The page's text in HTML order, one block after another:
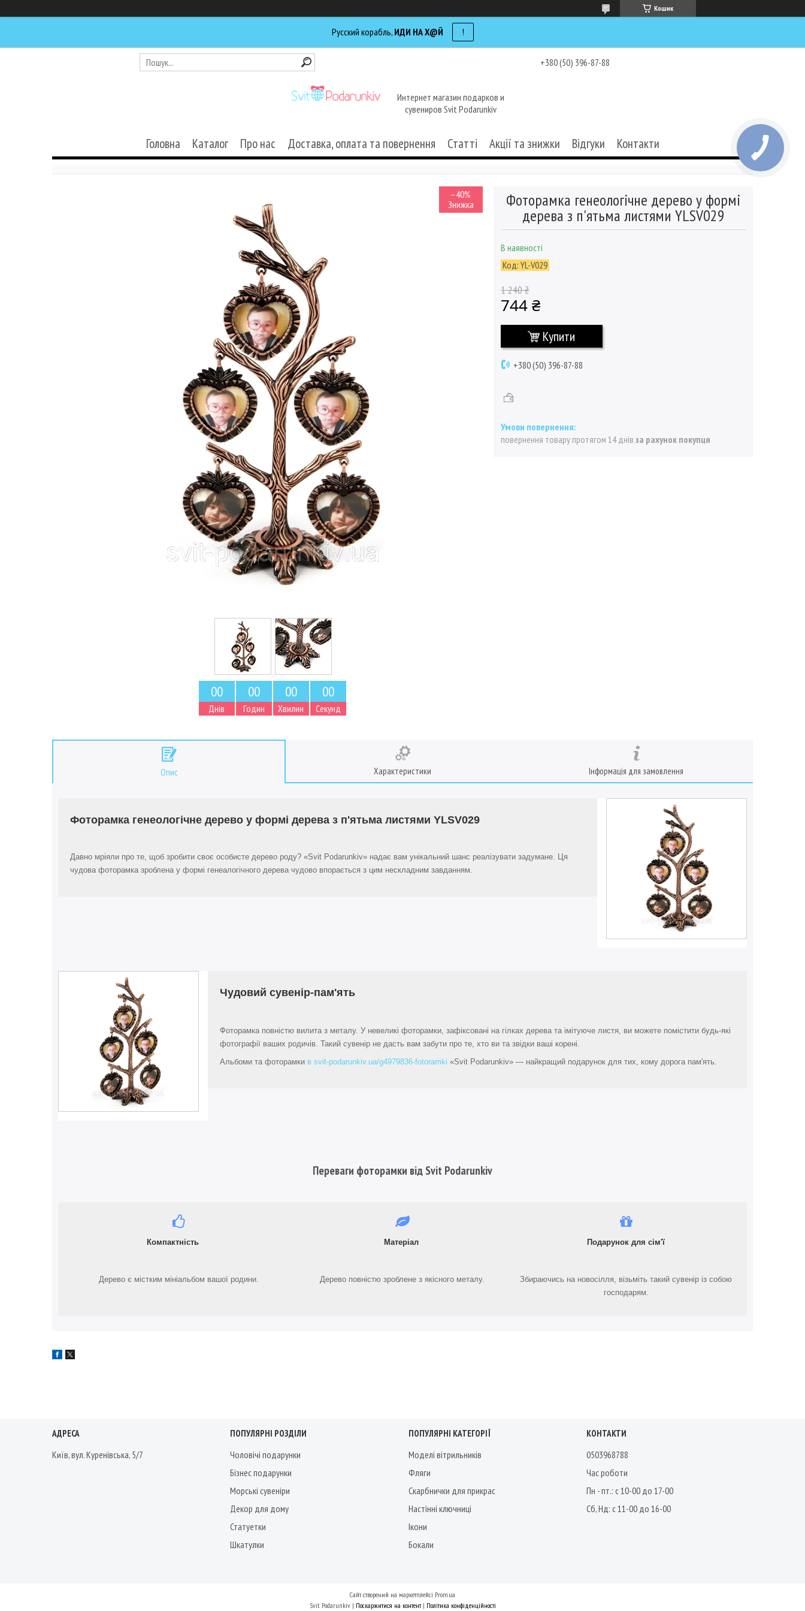
Кошик
Русский корабль, ИДИ НА Х@Й !
+380 (50) 396-87-88
Интернет магазин подарков и
сувениров Svit Podarunkiv
Головна Каталог Про нас Доставка, оплата та повернення Статті Акції та знижки Відгуки Контакти
–40%
00
Днів
00
Годин
00
Хвилин
00
Секунд
Фоторамка генеологічне дерево у формі
дерева з п'ятьма листями YLSV029
В наявності
Код: YL-V029
1 240 ₴
744 ₴
Купити
+380 (50) 396-87-88
повернення товару протягом 14 днів за рахунок покупця
Опис Характеристики Інформація для замовлення
Фоторамка генеологічне дерево у формі дерева з п'ятьма листями YLSV029
Давно мріяли про те, щоб зробити своє особисте дерево роду? «Svit Podarunkiv» надає вам унікальний шанс реалізувати задумане. Ця
чудова фоторамка зроблена у формі генеалогічного дерева чудово впорається з цим нескладним завданням.
Чудовий сувенір-пам'ять
Фоторамка повністю вилита з металу. У невеликі фоторамки, зафіксовані на гілках дерева та імітуюче листя, ви можете помістити будь-які
фотографії ваших родичів. Такий сувенір не дасть вам забути про те, хто ви та звідки ваші корені.
Альбоми та фоторамки в svit-podarunkiv.ua/g4979836-fotoramki «Svit Podarunkiv» — найкращий подарунок для тих, кому дорога пам'ять.
Переваги фоторамки від Svit Podarunkiv
Компактність
Дерево є містким мініальбом вашої родини.
Матеріал
Дерево повністю зроблене з якісного металу.
Подарунок для сім'ї
Збираючись на новосілля, візьміть такий сувенір із собою
господарям.
АДРЕСА
Київ, вул. Куренівська, 5/7
ПОПУЛЯРНІ РОЗДІЛИ
Чоловічі подарунки
Бізнес подарунки
Морські сувеніри
Декор для дому
Статуетки
Шкатулки
ПОПУЛЯРНІ КАТЕГОРІЇ
Моделі вітрильників
Фляги
Скарбнички для прикрас
Настінні ключниці
Ікони
Бокали
КОНТАКТИ
0503968788
Час роботи
Пн - пт.: с 10-00 до 17-00
Сб, Нд: с 11-00 до 16-00
Сайт створений на маркетплейсі Prom.ua
Svit Podarunkiv | Поскаржитися на контент | Політика конфіденційності